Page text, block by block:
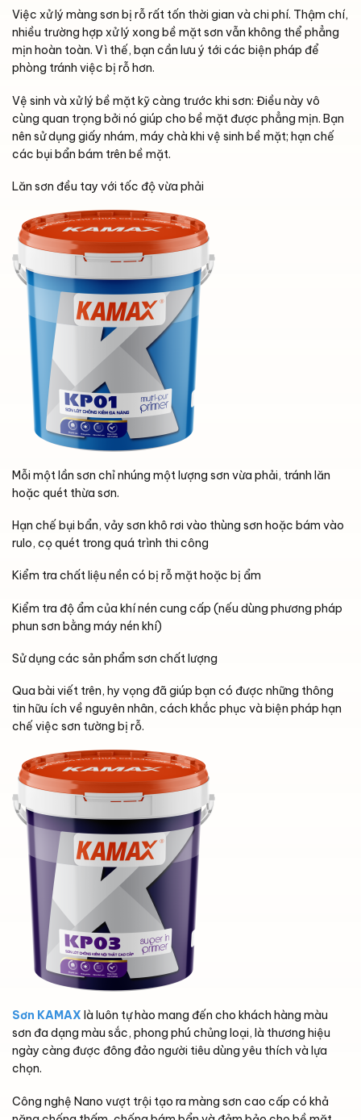
Việc xử lý màng sơn bị rỗ rất tốn thời gian và chi phí. Thậm chí,
nhiều trường hợp xử lý xong bề mặt sơn vẫn không thể phẳng
mịn hoàn toàn. Vì thế, bạn cần lưu ý tới các biện pháp để
phòng tránh việc bị rỗ hơn.
Vệ sinh và xử lý bề mặt kỹ càng trước khi sơn: Điều này vô
cùng quan trọng bởi nó giúp cho bề mặt được phẳng mịn. Bạn
nên sử dụng giấy nhám, máy chà khi vệ sinh bề mặt; hạn chế
các bụi bẩn bám trên bề mặt.
Lăn sơn đều tay với tốc độ vừa phải
Mỗi một lần sơn chỉ nhúng một lượng sơn vừa phải, tránh lăn
hoặc quét thừa sơn.
Hạn chế bụi bẩn, vảy sơn khô rơi vào thùng sơn hoặc bám vào
rulo, cọ quét trong quá trình thi công
Kiểm tra chất liệu nền có bị rỗ mặt hoặc bị ẩm
Kiểm tra độ ẩm của khí nén cung cấp (nếu dùng phương pháp
phun sơn bằng máy nén khí)
Sử dụng các sản phẩm sơn chất lượng
Qua bài viết trên, hy vọng đã giúp bạn có được những thông
tin hữu ích về nguyên nhân, cách khắc phục và biện pháp hạn
chế việc sơn tường bị rỗ.
Sơn KAMAX là luôn tự hào mang đến cho khách hàng màu
sơn đa dạng màu sắc, phong phú chủng loại, là thương hiệu
ngày càng được đông đảo người tiêu dùng yêu thích và lựa
chọn.
Công nghệ Nano vượt trội tạo ra màng sơn cao cấp có khả